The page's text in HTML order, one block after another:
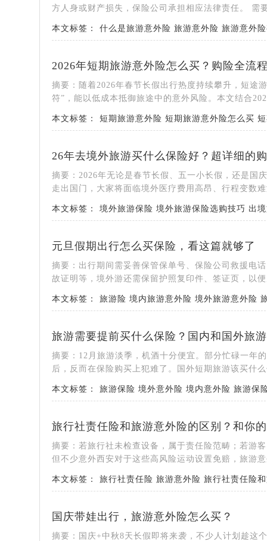
方人身或财产损失，保险公司承担相应法律责任。 需
本文标签： 什么是旅游意外险 旅游意外险 旅游意外
2026年短期旅游意外险怎么买？购险全流
摘要：随着2026年春节长假出行热度持续攀升，短途
符”，能以低成本抵御旅途中的意外风险。本文结合
本文标签： 短期旅游意外险 短期旅游意外险怎么买
26年去境外旅游买什么保险好？超详细的
摘要：2026年无论是春节长假、五一小长假，还是国
走出国门，大家将面临境外医疗费用高昂、行程变数
本文标签： 境外旅游保险 境外旅游保险选购技巧 出
元旦假期出行怎么买保险，看这篇就够了
摘要：出行期间需妥善保管保单号、保险公司救援电
故证明等，境外游还需保留护照复印件、签证页，以
本文标签： 旅游险 境内旅游意外险 境外旅游意外险
旅游需要提前买什么保险？国内和国外旅
摘要：12月旅游淡季，机酒十分便宜。部分忙碌一年
后，反而在保险购买上犯难了。国外短期旅游该买什
本文标签： 旅游保险 境外意外险 境内意外险 旅游保
旅行社责任险和旅游意外险的区别？和你
摘要：若旅行社未检查设备，属于责任险范畴；若游
但不少意外西安对于这些高风险运动设置免赔，旅游
本文标签： 旅行社责任险 旅游意外险 旅行社责任险
国庆带娃出行，旅游意外险怎么买？
摘要：国庆+中秋8天长假即将来袭，不少人计划趁这